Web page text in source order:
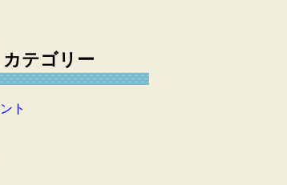
カテゴリー
ト